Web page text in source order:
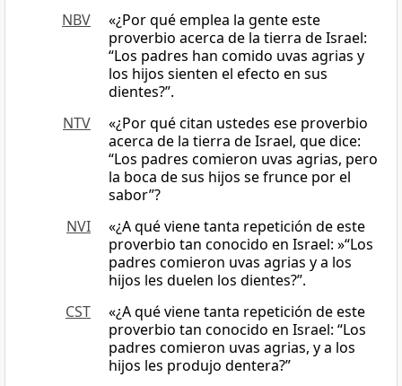
NBV
«¿Por qué emplea la gente este
proverbio acerca de la tierra de Israel:
“Los padres han comido uvas agrias y
los hijos sienten el efecto en sus
dientes?”.
NTV
«¿Por qué citan ustedes ese proverbio
acerca de la tierra de Israel, que dice:
“Los padres comieron uvas agrias, pero
la boca de sus hijos se frunce por el
sabor”?
NVI
«¿A qué viene tanta repetición de este
proverbio tan conocido en Israel: »“Los
padres comieron uvas agrias y a los
hijos les duelen los dientes?”.
CST
«¿A qué viene tanta repetición de este
proverbio tan conocido en Israel: “Los
padres comieron uvas agrias, y a los
hijos les produjo dentera?”